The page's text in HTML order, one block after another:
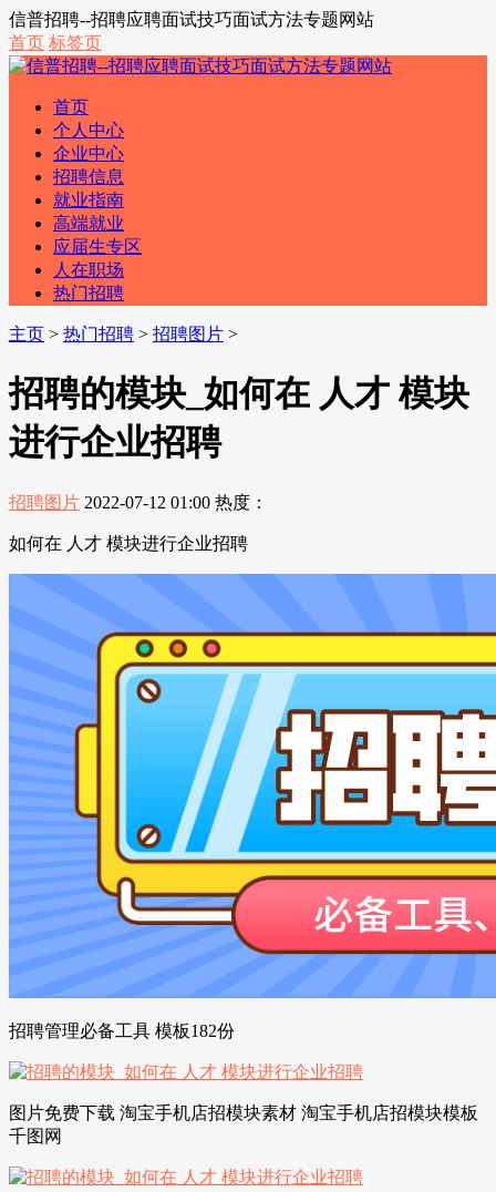
信普招聘--招聘应聘面试技巧面试方法专题网站
首页 标签页
首页
个人中心
企业中心
招聘信息
就业指南
高端就业
应届生专区
人在职场
热门招聘
主页 > 热门招聘 > 招聘图片 >
招聘的模块_如何在 人才 模块
进行企业招聘
招聘图片 2022-07-12 01:00 热度：
如何在 人才 模块进行企业招聘
招聘管理必备工具 模板182份
图片免费下载 淘宝手机店招模块素材 淘宝手机店招模块模板
千图网